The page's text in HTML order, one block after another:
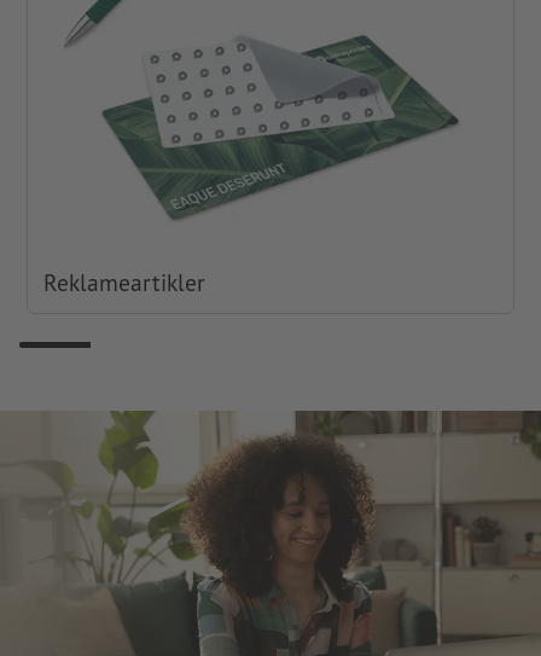
Reklameartikler